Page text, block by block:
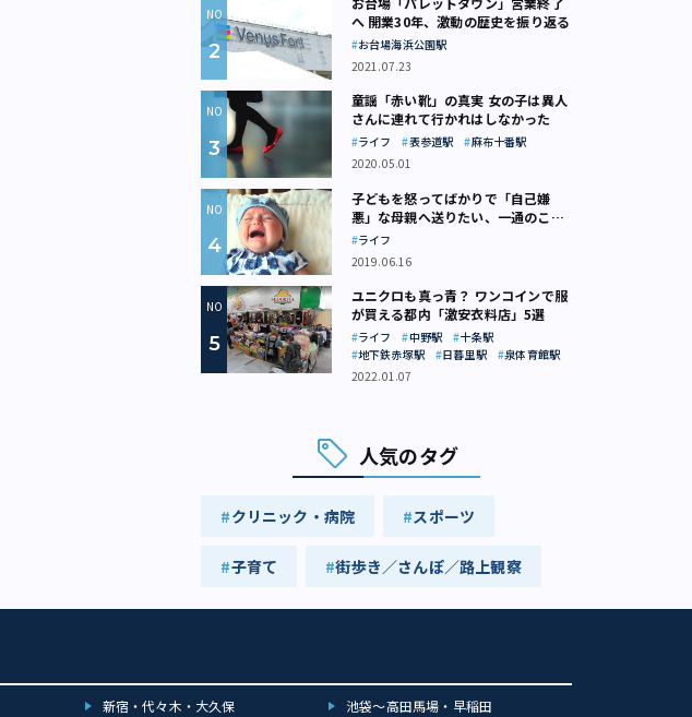
へ 開業30年、激動の歴史を振り返る
お台場海浜公園駅
2021.07.23
童謡「赤い靴」の真実 女の子は異人
さんに連れて行かれはしなかった
ライフ 表参道駅
麻布十番駅
2020.05.01
子どもを怒ってばかりで「自己嫌
悪」な母親へ送りたい、一通のここ
ろの処方箋
ライフ
2019.06.16
ユニクロも真っ青？ ワンコインで服
が買える都内「激安衣料店」5選
ライフ 中野駅
十条駅
地下鉄赤塚駅
日暮里駅
泉体育館駅
2022.01.07
人気のタグ
クリニック・病院 スポーツ
子育て 街歩き／さんぽ／路上観察
新宿・代々木・大久保
池袋～高田馬場・早稲田